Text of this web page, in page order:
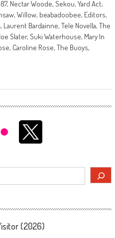
Nectar Woode, Sekou, Yard Act,
Willow, beabadoobee, Editors,
Laurent Bardainne, Tele Novella, The
Slater, Suki Waterhouse, Mary In
Caroline Rose, The Buoys,
(2026)